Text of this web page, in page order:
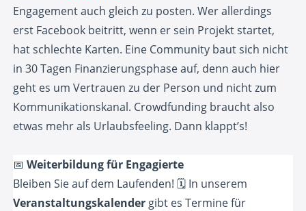
Engagement auch gleich zu posten. Wer allerdings
erst Facebook beitritt, wenn er sein Projekt startet,
hat schlechte Karten. Eine Community baut sich nicht
in 30 Tagen Finanzierungsphase auf, denn auch hier
geht es um Vertrauen zu der Person und nicht zum
Kommunikationskanal. Crowdfunding braucht also
etwas mehr als Urlaubsfeeling. Dann klappt’s!
📅 Weiterbildung für Engagierte
Bleiben Sie auf dem Laufenden! 🗓️ In unserem
Veranstaltungskalendergibt es Termine für